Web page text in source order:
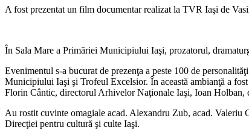
A fost prezentat un film documentar realizat la TVR Iaşi de
În Sala Mare a Primăriei Municipiului Iaşi, prozatorul,
Evenimentul s-a bucurat de prezenţa a peste 100 de
Municipiului Iaşi şi Trofeul Excelsior. În această ambianţă a
Florin Cântic, directorul Arhivelor Naţionale Iaşi, Ioan Holban,
Au rostit cuvinte omagiale acad. Alexandru Zub, acad.
Direcţiei pentru cultură şi culte Iaşi.